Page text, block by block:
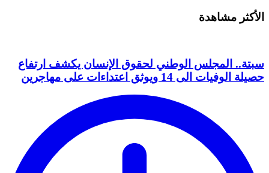
الأكثر مشاهدة
سبتة.. المجلس الوطني لحقوق الإنسان يكشف ارتفاع
حصيلة الوفيات الى 14 ويوثق اعتداءات على مهاجرين